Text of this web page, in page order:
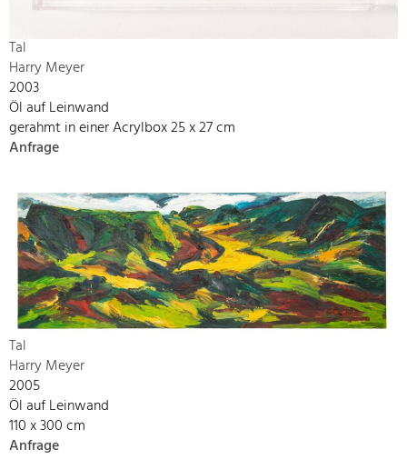
Tal
Harry Meyer
2003
Öl auf Leinwand
gerahmt in einer Acrylbox 25 x 27 cm
Anfrage
Tal
Harry Meyer
2005
Öl auf Leinwand
110 x 300 cm
Anfrage